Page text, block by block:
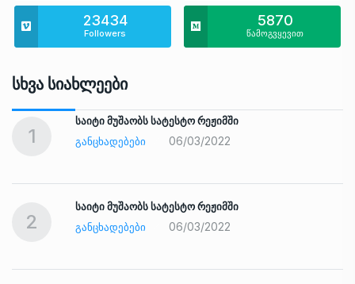
23434
Followers
5870
წამოგვყევით
Სხვა Სიახლეები
1
საიტი მუშაობს სატესტო რეჟიმში
ᲒᲐᲜᲪᲮᲐᲓᲔᲑᲔᲑᲘ
06/03/2022
2
საიტი მუშაობს სატესტო რეჟიმში
ᲒᲐᲜᲪᲮᲐᲓᲔᲑᲔᲑᲘ
06/03/2022